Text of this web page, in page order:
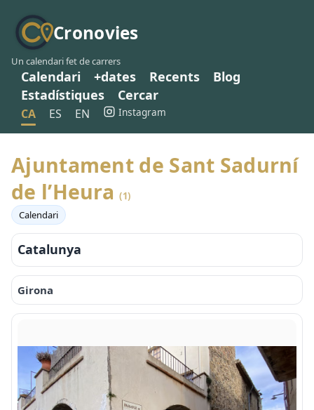
Cronovies
Un calendari fet de carrers
Calendari +dates Recents
Blog
Estadístiques
Cercar
CA ES EN Instagram
Ajuntament de Sant Sadurní
de l’Heura(1)
Calendari
Catalunya
Girona